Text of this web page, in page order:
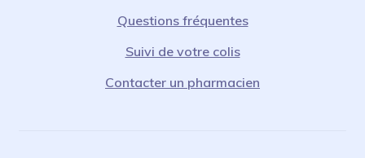
Questions fréquentes
Suivi de votre colis
Contacter un pharmacien